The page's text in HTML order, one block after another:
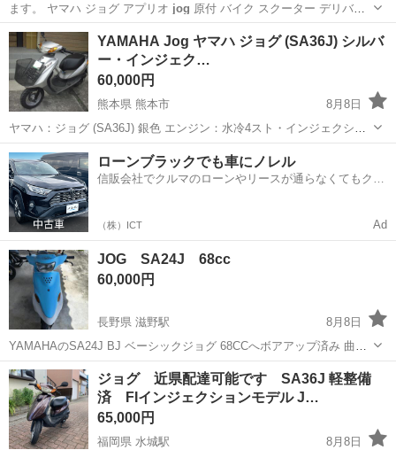
ます。 ヤマハ ジョグ アプリオ jog 原付 バイク スクーター デリバリ
ー…
京都 綴喜郡 ヤマハ
YAMAHA Jog ヤマハ ジョグ (SA36J) シルバ
ー・インジェク…
60,000円
熊本県 熊本市
8月8日
ヤマハ：ジョグ (SA36J) 銀色 エンジン：水冷4スト・インジェクショ
ン 走行：16100Km セル・キックで始動します。 電装系：問題なし 駆
動系：問題なし バッテリー：新品 ...
熊本 熊本市 ヤマハ
ローンブラックでも車にノレル
信販会社でクルマのローンやリースが通らなくてもクル
（株）ICT Ad
JOG SA24J 68cc
60,000円
長野県 滋野駅
8月8日
YAMAHAのSA24J BJ ベーシックジョグ 68CCへボアアップ済み 曲が
る走る止まる 問題なし。 タイヤ交換・バルブ交換 必須です。 自家塗
装となります。別途料金でお好きな色に塗装してお渡しも可能です。
...
長野 北佐久郡 滋野駅 ヤマハ
ジョグ 近県配達可能です SA36J 軽整備
済 FIインジェクションモデル J…
65,000円
福岡県 水城駅 8月8日